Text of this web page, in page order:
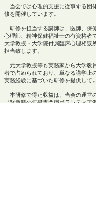
当会では心理的支援に従事する団
修を開催しています。
研修を担当する講師は、医師、保
心理師、精神保健福祉士の有資格者
大学教授・大学院付属臨床心理相談
担当致します。
元大学教授等も実務家から大学教
者で占められており、単なる講学上
実務経験に基づいた研修を提供してい
本研修で得た収益は、当会の運営
（緊急時の無償専門職ボランティア